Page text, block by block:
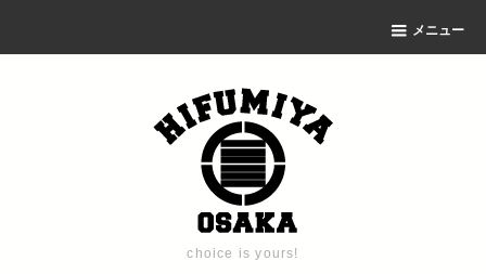
メニュー
choice is yours!